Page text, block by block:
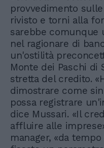
provvedimento
rivisto e torni alla
sarebbe comunque
nel ragionare di
un'ostilità
Monte dei Paschi di
stretta del credito.
dimostrare come
possa registrare
dice Mussari. «Il
affluire alle
manager, «da